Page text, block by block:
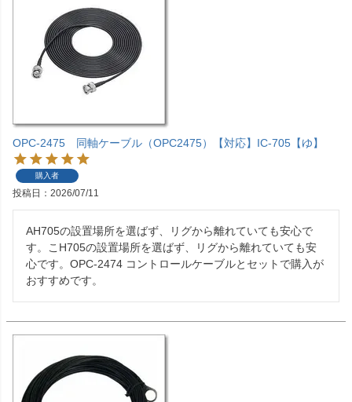
OPC-2475 同軸ケーブル（OPC2475）【対応】IC-705【ゆ】
購入者
投稿日 2026/07/11
AH705の設置場所を選ばず、リグから離れていても安心で
す。こH705の設置場所を選ばず、リグから離れていても安
心です。OPC-2474 コントロールケーブルとセットで購入が
おすすめです。